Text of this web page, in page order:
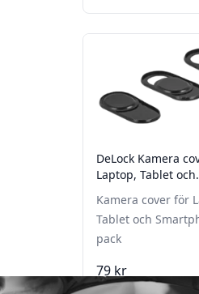
DeLock Kamera
Laptop, Tablet och
Kamera cover för
Tablet och
pack
79 kr I